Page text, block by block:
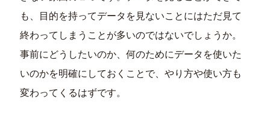
も、目的を持ってデータを見ないことにはただ見て
終わってしまうことが多いのではないでしょうか。
事前にどうしたいのか、何のためにデータを使いた
いのかを明確にしておくことで、やり方や使い方も
変わってくるはずです。